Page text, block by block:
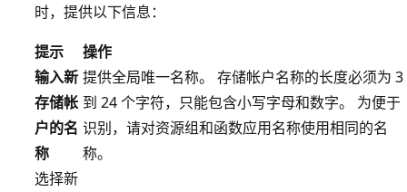
时，提供以下信息：
提示
操作
输入新
存储帐
户的名
称
提供全局唯一名称。 存储帐户名称的长度必须为 3
到 24 个字符，只能包含小写字母和数字。 为便于
识别，请对资源组和函数应用名称使用相同的名
称。
选择新